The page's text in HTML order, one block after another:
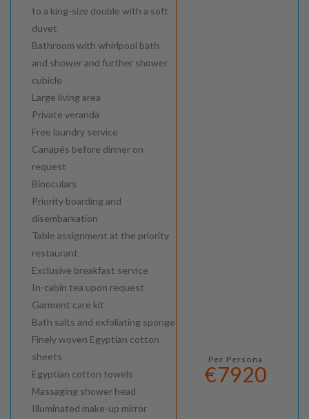
to a king-size double with a soft
duvet
Bathroom with whirlpool bath
and shower and further shower
cubicle
Large living area
Private veranda
Free laundry service
Canapés before dinner on
request
Binoculars
Priority boarding and
disembarkation
Table assignment at the priority
restaurant
Exclusive breakfast service
In-cabin tea upon request
Garment care kit
Bath salts and exfoliating sponge
Finely woven Egyptian cotton
sheets
Egyptian cotton towels
Massaging shower head
Illuminated make-up mirror
Per Persona
€7920